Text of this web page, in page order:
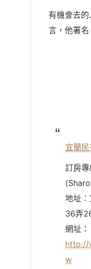
有機會去
言，他署
宜蘭
訂房
地址
36弄
網址：
http://
w